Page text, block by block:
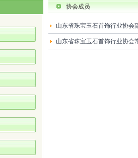
协会成员
山东省珠宝玉石首饰行业协会
山东省珠宝玉石首饰行业协会